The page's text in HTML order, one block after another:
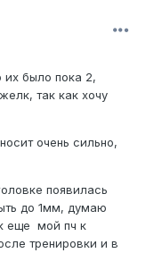
их было пока 2,
так как хочу
очень сильно,
появилась
до 1мм, думаю
еще мой пч к
тренировки и в